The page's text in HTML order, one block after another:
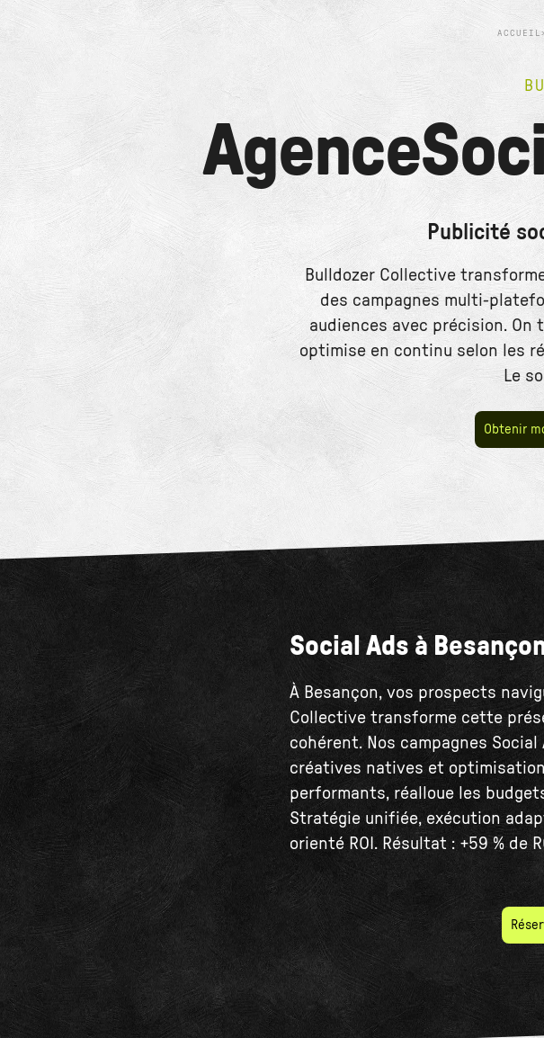
ACCUEIL
Agence
Publicité
Bulldozer Collective
des campagnes multi-
audiences avec précision. On
optimise en continu selon les
Le
Obtenir
Social Ads à
À Besançon, vos prospects
Collective transforme cette
cohérent. Nos campagnes
créatives natives et
performants, réalloue les
Stratégie unifiée, exécution
orienté ROI. Résultat : +59 % de